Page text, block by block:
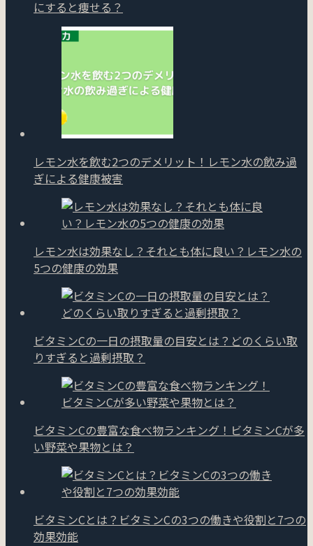
にすると痩せる？
レモン水を飲む2つのデメリット！レモン水の飲み過
ぎによる健康被害
レモン水は効果なし？それとも体に良い？レモン水の
5つの健康の効果
ビタミンCの一日の摂取量の目安とは？どのくらい取
りすぎると過剰摂取？
ビタミンCの豊富な食べ物ランキング！ビタミンCが多
い野菜や果物とは？
ビタミンCとは？ビタミンCの3つの働きや役割と7つの
効果効能